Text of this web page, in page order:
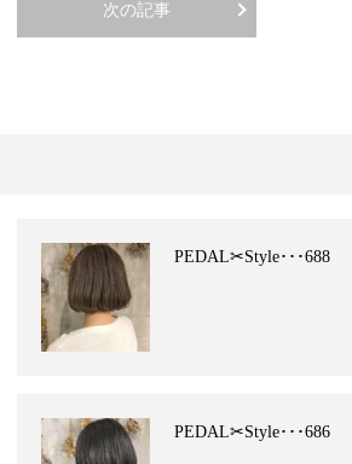
次の記事
PEDAL✂︎Style･･･688
PEDAL✂︎Style･･･686